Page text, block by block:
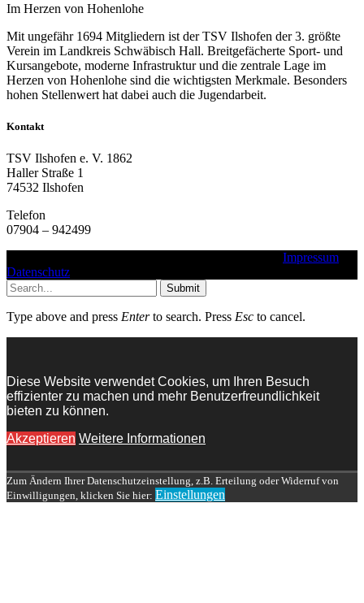
Im Herzen von Hohenlohe
Mit ungefähr 1694 Mitgliedern ist der TSV Ilshofen der 3. größte
Verein im Landkreis Schwäbisch Hall. Breitgefächerte Sport- und
Kursangebote, moderne Infrastruktur und die zentrale Lage im
Herzen von Hohenlohe sind die wichtigsten Merkmale. Besonders
hohen Stellenwert hat dabei auch die Jugendarbeit.
Kontakt
TSV Ilshofen e. V. 1862
Haller Straße 1
74532 Ilshofen
Telefon
07904 – 942499
Impressum
Datenschutz
Submit
Type above and press Enterto search. Press Esc to cancel.
Diese Website verwendet Cookies, um Ihren Besuch
effizienter zu machen und mehr Benutzerfreundlichkeit
bieten zu können.
Akzeptieren Weitere Informationen
Zum Ändern Ihrer Datenschutzeinstellung, z.B. Erteilung oder Widerruf von
Einwilligungen, klicken Sie hier: Einstellungen